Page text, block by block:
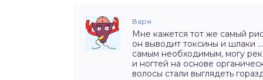
Варя
Мне кажется тот же самый
он выводит токсины и шлаки
самым необходимым, могу
и ногтей на основе
волосы стали выглядеть